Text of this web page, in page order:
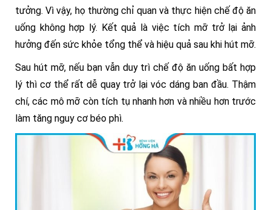
tưởng. Vì vậy, họ thường chỉ quan và thực hiện chế độ ăn
uống không hợp lý. Kết quả là việc tích mỡ trở lại ảnh
hưởng đến sức khỏe tổng thể và hiệu quả sau khi hút mỡ.
Sau hút mỡ, nếu bạn vẫn duy trì chế độ ăn uống bất hợp
lý thì cơ thể rất dễ quay trở lại vóc dáng ban đầu. Thậm
chí, các mô mỡ còn tích tụ nhanh hơn và nhiều hơn trước
làm tăng nguy cơ béo phì.